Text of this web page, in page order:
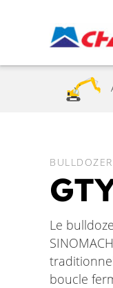
BULLDOZER
Le
boucle